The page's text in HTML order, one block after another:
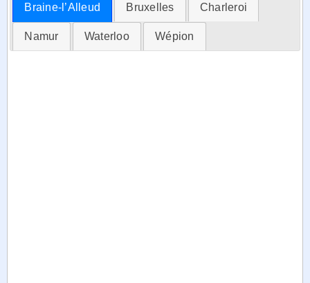
Braine-l’Alleud Bruxelles Charleroi
Namur Waterloo Wépion